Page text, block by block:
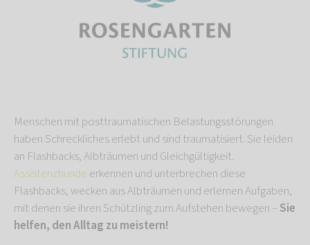
Menschen mit posttraumatischen Belastungsstörungen
haben Schreckliches erlebt und sind traumatisiert. Sie leiden
an Flashbacks, Albträumen und Gleichgültigkeit.
Assistenzhunde erkennen und unterbrechen diese
Flashbacks, wecken aus Albträumen und erlernen Aufgaben,
mit denen sie ihren Schützling zum Aufstehen bewegen – Sie
helfen, den Alltag zu meistern!